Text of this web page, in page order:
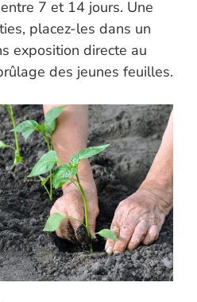
7 et 14 jours. Une
placez-les dans un
exposition directe au
des jeunes feuilles.